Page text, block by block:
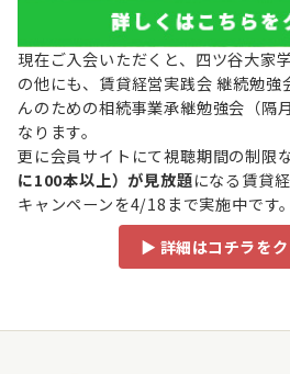
現在ご入会いただくと、四ツ谷大家
の他にも、賃貸経営実践会 継続勉強
んのための相続事業承継勉強会（隔
なります。
更に会員サイトにて視聴期間の制限
に100本以上）が見放題になる賃貸
キャンペーンを4/18まで実施中です。
▶ 詳細はコチラをク